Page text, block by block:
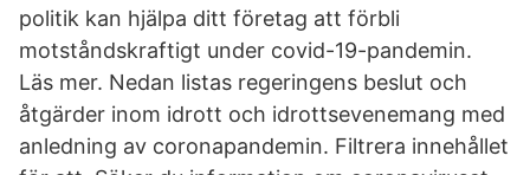
politik kan hjälpa ditt företag att förbli
motståndskraftigt under covid-19-pandemin.
Läs mer. Nedan listas regeringens beslut och
åtgärder inom idrott och idrottsevenemang med
anledning av coronapandemin. Filtrera innehållet